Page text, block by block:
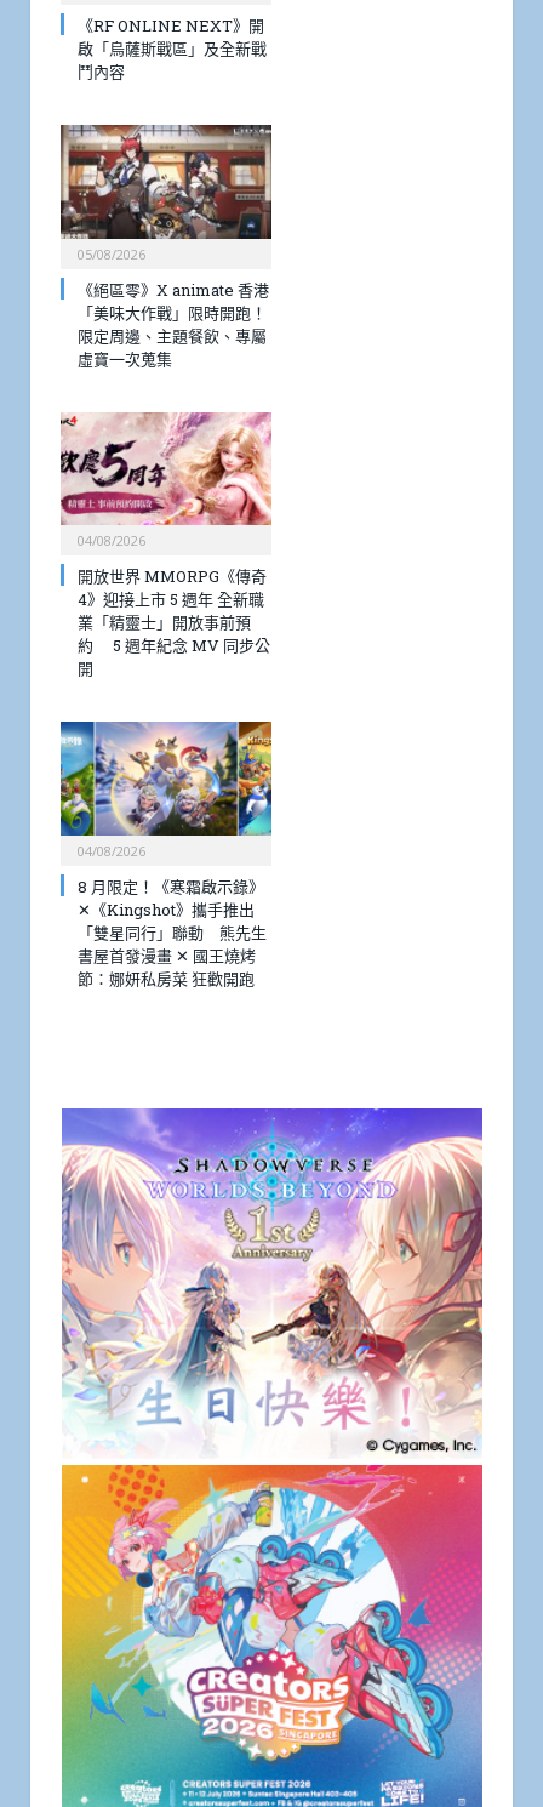
《RF ONLINE NEXT》開
啟「烏薩斯戰區」及全新戰
鬥內容
05/08/2026
《絕區零》X animate 香港
「美味大作戰」限時開跑！
限定周邊、主題餐飲、專屬
虛寶一次蒐集
04/08/2026
開放世界 MMORPG《傳奇
4》迎接上市 5 週年 全新職
業「精靈士」開放事前預
約 5 週年紀念 MV 同步公
開
04/08/2026
8 月限定！《寒霜啟示錄》
✕《Kingshot》攜手推出
「雙星同行」聯動 熊先生
書屋首發漫畫 ✕ 國王燒烤
節：娜妍私房菜 狂歡開跑